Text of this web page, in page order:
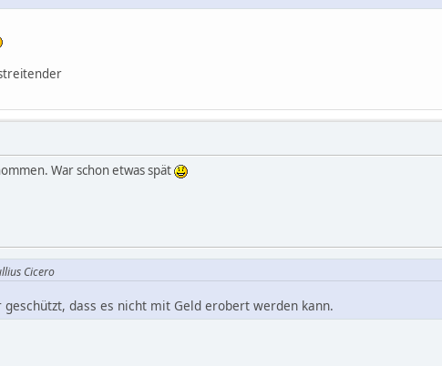
War schon etwas spät
Cicero
dass es nicht mit Geld erobert werden kann.